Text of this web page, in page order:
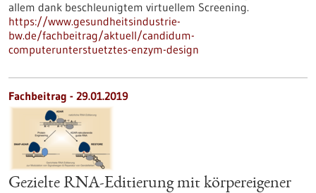
allem dank beschleunigtem virtuellem Screening.
https://www.gesundheitsindustrie-
bw.de/fachbeitrag/aktuell/candidum-
computerunterstuetztes-enzym-design
Fachbeitrag - 29.01.2019
Gezielte RNA-Editierung mit körpereigener